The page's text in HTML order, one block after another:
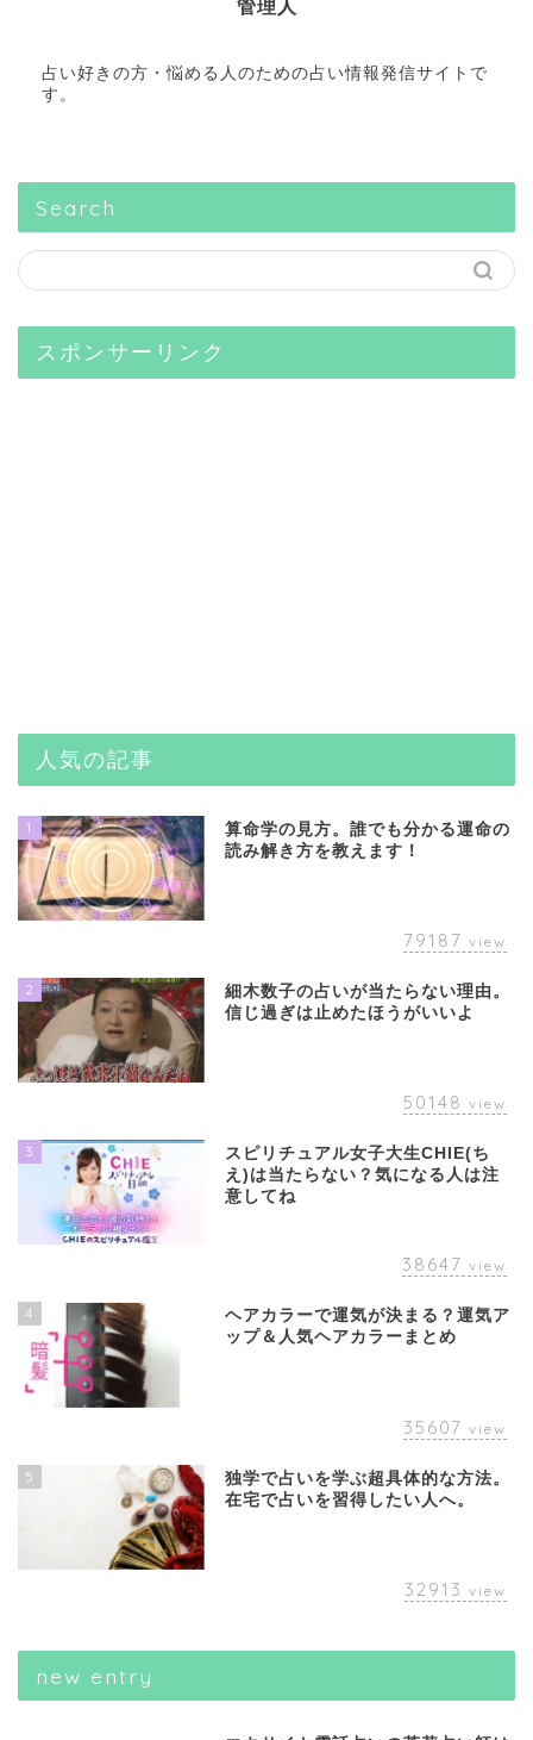
管理人
占い好きの方・悩める人のための占い情報発信サイトで
す。
Search
スポンサーリンク
人気の記事
1
算命学の見方。誰でも分かる運命の
読み解き方を教えます！
79187 view
2
細木数子の占いが当たらない理由。
信じ過ぎは止めたほうがいいよ
50148 view
3
スピリチュアル女子大生CHIE(ち
え)は当たらない？気になる人は注
意してね
38647 view
4
ヘアカラーで運気が決まる？運気ア
ップ＆人気ヘアカラーまとめ
35607 view
5
独学で占いを学ぶ超具体的な方法。
在宅で占いを習得したい人へ。
32913 view
new entry